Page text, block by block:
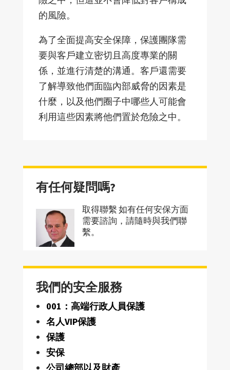
的風險。
為了全面提高安全保障，保護團隊需
要與客戶建立密切且高度專業的關
係，並進行清楚的溝通。客戶還需要
了解導致他們面臨內部威脅的因素是
什麼，以及他們圈子中哪些人可能會
利用這些因素將他們置於危險之中。
有任何疑問嗎?
取得聯繫 如有任何安保方面
需要諮詢，請隨時與我們聯
繫。
我們的安全服務
001：高端行政人員保護
名人VIP保護
保護
安保
公司總部以及財產